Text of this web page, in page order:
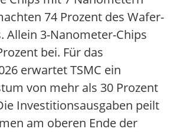
74 Prozent des Wafer-
Allein 3-Nanometer-Chips
bei. Für das
erwartet TSMC ein
von mehr als 30 Prozent
Investitionsausgaben peilt
am oberen Ende der